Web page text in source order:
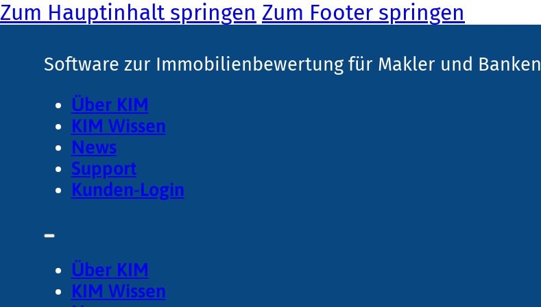
Zum Hauptinhalt springen Zum Footer springen
Software zur Immobilienbewertung für Makler und Banken
Über KIM
KIM Wissen
News
Support
Kunden-Login
Über KIM
KIM Wissen